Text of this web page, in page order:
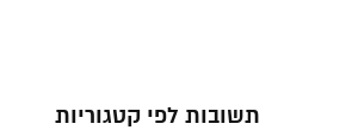
תשובות לפי קטגוריות